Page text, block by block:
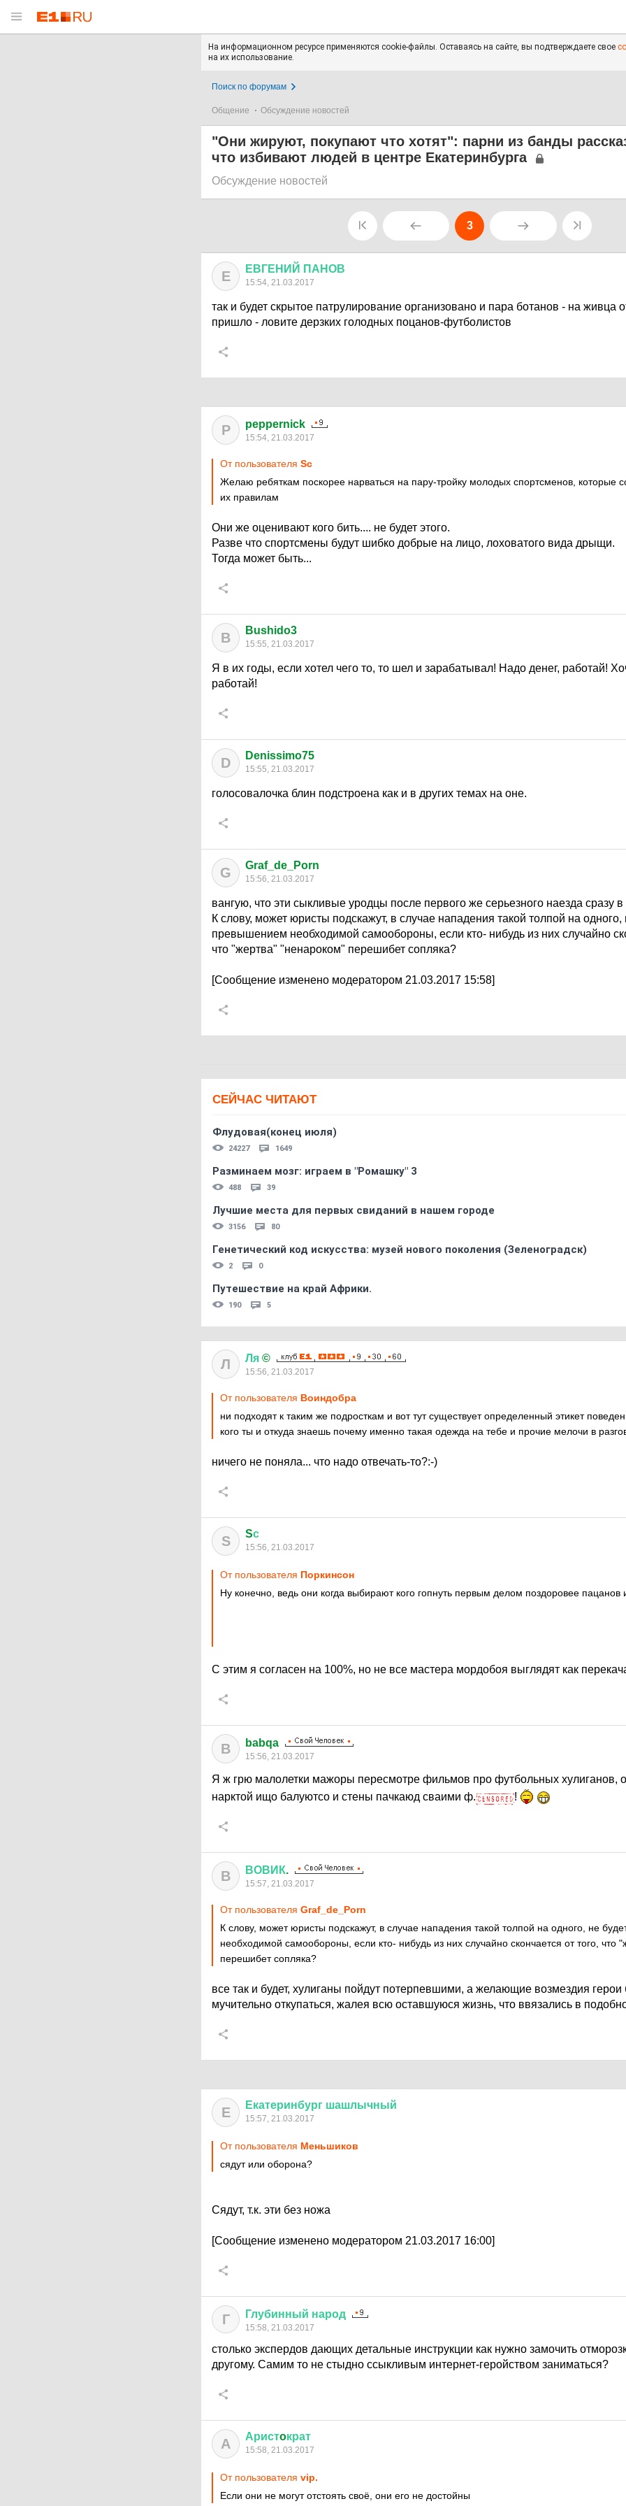
На информационном ресурсе применяются cookie-файлы. Оставаясь на сайте, вы подтверждаете свое
на их использование.
Поиск по форумам
Общение Обсуждение новостей
"Они жируют, покупают что хотят": парни из банды
что избивают людей в центре Екатеринбурга
Обсуждение новостей
3
Е ЕВГЕНИЙ ПАНОВ
15:54, 21.03.2017
так и будет скрытое патрулирование организовано и пара ботанов - на живца
пришло - ловите дерзких голодных поцанов-футболистов
P peppernick
15:54, 21.03.2017
От пользователя Sс
Желаю ребяткам поскорее нарваться на пару-тройку молодых спортсменов, которые
их правилам
Они же оценивают кого бить.... не будет этого.
Разве что спортсмены будут шибко добрые на лицо, лоховатого вида дрыщи.
Тогда может быть...
B Bushido3
15:55, 21.03.2017
Я в их годы, если хотел чего то, то шел и зарабатывал! Надо денег, работай!
работай!
D Denissimo75
15:55, 21.03.2017
голосовалочка блин подстроена как и в других темах на оне.
G Graf_de_Porn
15:56, 21.03.2017
вангую, что эти сыкливые уродцы после первого же серьезного наезда сразу
К слову, может юристы подскажут, в случае нападения такой толпой на одного,
превышением необходимой самообороны, если кто- нибудь из них случайно
что "жертва" "ненароком" перешибет сопляка?
[Сообщение изменено модератором 21.03.2017 15:58]
СЕЙЧАС ЧИТАЮТ
Флудовая(конец июля)
24227 1649
Разминаем мозг: играем в "Ромашку" 3
488 39
Лучшие места для первых свиданий в нашем городе
3156 80
Генетический код искусства: музей нового поколения (Зеленоградск)
2 0
Путешествие на край Африки.
190 5
Л Ля ©
15:56, 21.03.2017
От пользователя Воиндобра
ни подходят к таким же подросткам и вот тут существует определенный этикет
кого ты и откуда знаешь почему именно такая одежда на тебе и прочие мелочи в
ничего не поняла... что надо отвечать-то?:-)
S Sс
15:56, 21.03.2017
От пользователя Поркинсон
Ну конечно, ведь они когда выбирают кого гопнуть первым делом поздоровее пацанов
С этим я согласен на 100%, но не все мастера мордобоя выглядят как
B babqa
15:56, 21.03.2017
Я ж грю малолетки мажоры пересмотре фильмов про футбольных хулиганов,
нарктой ищо балуютсо и стены пачкаюд сваими ф.
!
В ВОВИК.
15:57, 21.03.2017
От пользователя Graf_de_Porn
К слову, может юристы подскажут, в случае нападения такой толпой на одного, не
необходимой самообороны, если кто- нибудь из них случайно скончается от того, что
перешибет сопляка?
все так и будет, хулиганы пойдут потерпевшими, а желающие возмездия герои
мучительно откупаться, жалея всю оставшуюся жизнь, что ввязались в
Е Екатеринбург шашлычный
15:57, 21.03.2017
От пользователя Меньшиков
сядут или оборона?
Сядут, т.к. эти без ножа
[Сообщение изменено модератором 21.03.2017 16:00]
Г Глубинный народ
15:58, 21.03.2017
столько экспердов дающих детальные инструкции как нужно замочить
другому. Самим то не стыдно ссыкливым интернет-геройством заниматься?
А Аристoкрат
15:58, 21.03.2017
От пользователя vip.
Если они не могут отстоять своё, они его не достойны